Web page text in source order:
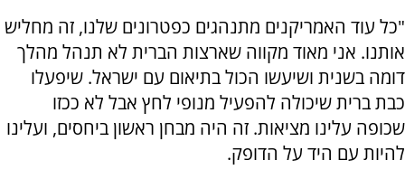
"כל עוד האמריקנים מתנהגים כפטרונים שלנו, זה מחליש
אותנו. אני מאוד מקווה שארצות הברית לא תנהל מהלך
דומה בשנית ושיעשו הכול בתיאום עם ישראל. שיפעלו
כבת ברית שיכולה להפעיל מנופי לחץ אבל לא ככזו
שכופה עלינו מציאות. זה היה מבחן ראשון ביחסים, ועלינו
להיות עם היד על הדופק.